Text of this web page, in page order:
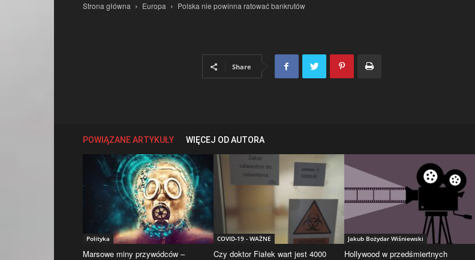
Strona główna Europa Polska nie powinna ratować bankrutów
Share
POWIĄZANE ARTYKUŁY WIĘCEJ OD AUTORA
Polityka
Marsowe miny przywódców –
COVID-19 - WAŻNE
Czy doktor Fiałek wart jest 4000
Jakub Bożydar Wiśniewski
Hollywood w przedśmiertnych